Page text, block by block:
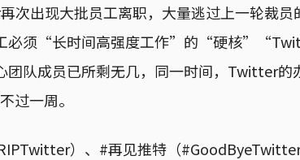
次出现大批员工离职，大量逃过上一轮裁
必须“长时间高强度工作”的“硬核
团队成员已所剩无几，同一时间，Twitter的
过一周。
）、#再见推特（